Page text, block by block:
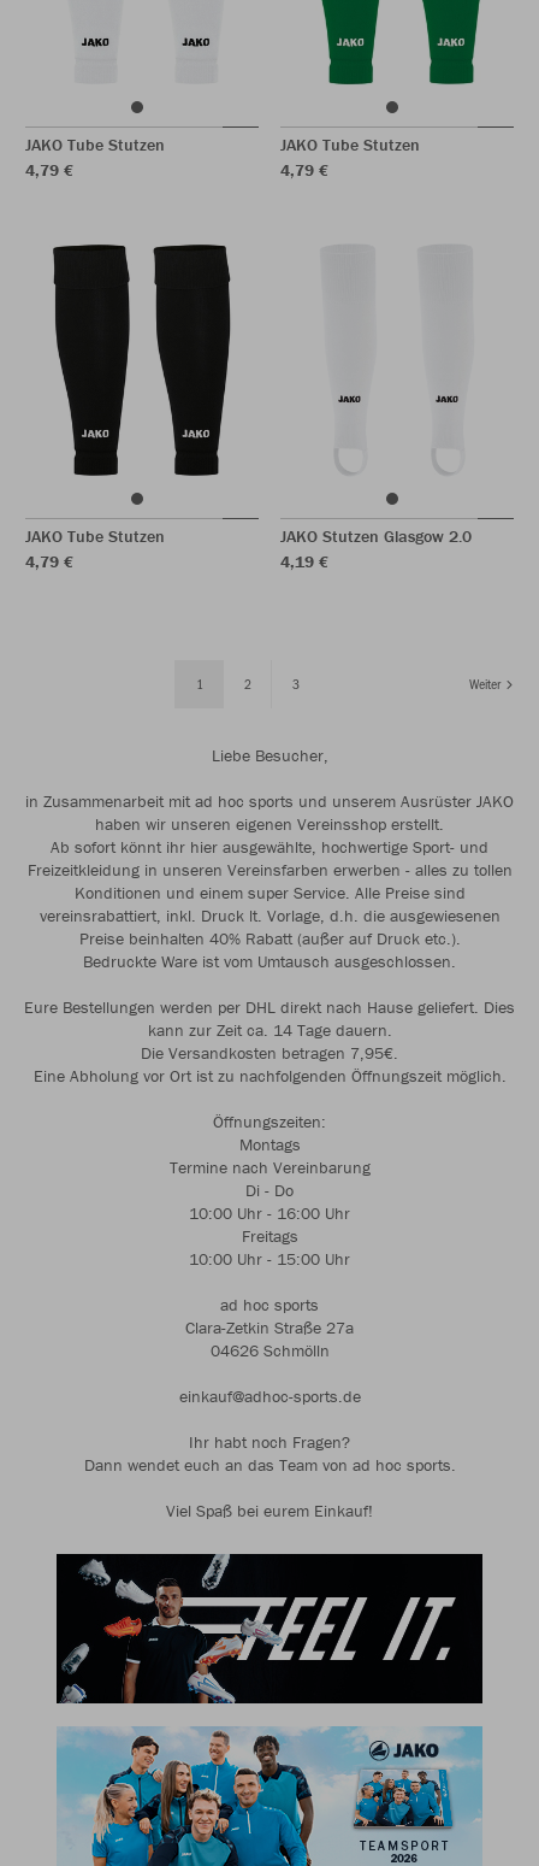
JAKO Tube Stutzen
4,79 €
JAKO Tube Stutzen
4,79 €
JAKO Tube Stutzen
4,79 €
JAKO Stutzen Glasgow 2.0
4,19 €
1 2 3 Weiter
Liebe Besucher,
in Zusammenarbeit mit ad hoc sports und unserem Ausrüster JAKO
haben wir unseren eigenen Vereinsshop erstellt.
Ab sofort könnt ihr hier ausgewählte, hochwertige Sport- und
Freizeitkleidung in unseren Vereinsfarben erwerben - alles zu tollen
Konditionen und einem super Service. Alle Preise sind
vereinsrabattiert, inkl. Druck lt. Vorlage, d.h. die ausgewiesenen
Preise beinhalten 40% Rabatt (außer auf Druck etc.).
Bedruckte Ware ist vom Umtausch ausgeschlossen.
Eure Bestellungen werden per DHL direkt nach Hause geliefert. Dies
kann zur Zeit ca. 14 Tage dauern.
Die Versandkosten betragen 7,95€.
Eine Abholung vor Ort ist zu nachfolgenden Öffnungszeit möglich.
Öffnungszeiten:
Montags
Termine nach Vereinbarung
Di - Do
10:00 Uhr - 16:00 Uhr
Freitags
10:00 Uhr - 15:00 Uhr
ad hoc sports
Clara-Zetkin Straße 27a
04626 Schmölln
einkauf@adhoc-sports.de
Ihr habt noch Fragen?
Dann wendet euch an das Team von ad hoc sports.
Viel Spaß bei eurem Einkauf!